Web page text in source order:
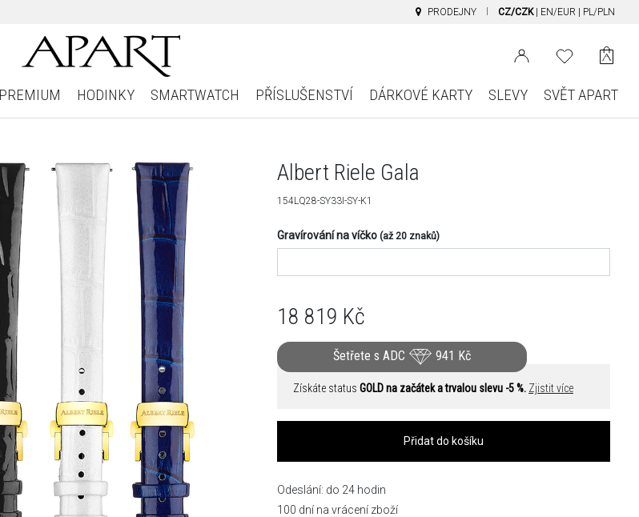
PRODEJNY CZ/CZK EN/EUR PL/PLN
PREMIUM HODINKY SMARTWATCH PŘÍSLUŠENSTVÍ DÁRKOVÉ KARTY SLEVY SVĚT APART
Albert Riele Gala
154LQ28-SY33I-SY-K1
Gravírování na víčko (až 20 znaků)
18 819 Kč
Šetřete s ADC 941 Kč
Získáte status GOLD na začátek a trvalou slevu -5 %. Zjistit více
Přidat do košíku
Odeslání: do 24 hodin
100 dní na vrácení zboží